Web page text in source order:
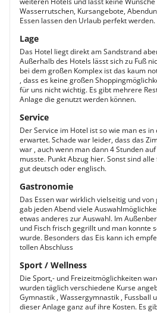
Wasserrutschen, Kursangebote,
Essen lassen den Urlaub perfekt werden.
Lage
Das Hotel liegt direkt am Sandstrand
Außerhalb des Hotels lässt sich zu Fuß
bei dem großen Komplex ist das kaum
, dass es keine großen
für uns nicht wichtig. Es gibt mehrere
Anlage die genutzt werden können.
Service
Der Service im Hotel ist so wie man es
erwartet. Schade war leider, dass das
war , auch wenn man dann 4 Stunden
musste. Punkt Abzug hier. Sonst sind
gut deutsch oder englisch.
Gastronomie
Das Essen war wirklich vielseitig und
gab jeden Abend viele
etwas anderes zur Auswahl. Im
und Fisch frisch gegrillt und man konnte
wurde. Besonders das Eis kann ich
tollen Abschluss
Sport / Wellness
Die Sport,- und Freizeitmöglichkeiten
wurden täglich verschiedene Kurse
Gymnastik , Wassergymnastik , Fussball
dieser Anlage ganz auf ihre Kosten. Es